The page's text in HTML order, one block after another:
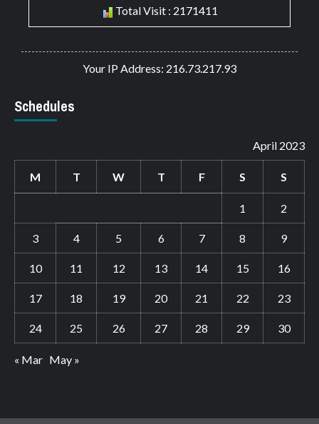
Total Visit : 2171411
Your IP Address: 216.73.217.93
Schedules
April 2023
M T W T F S S
1 2
3 4 5 6 7 8 9
10 11 12 13 14 15 16
17 18 19 20 21 22 23
24 25 26 27 28 29 30
« Mar May »